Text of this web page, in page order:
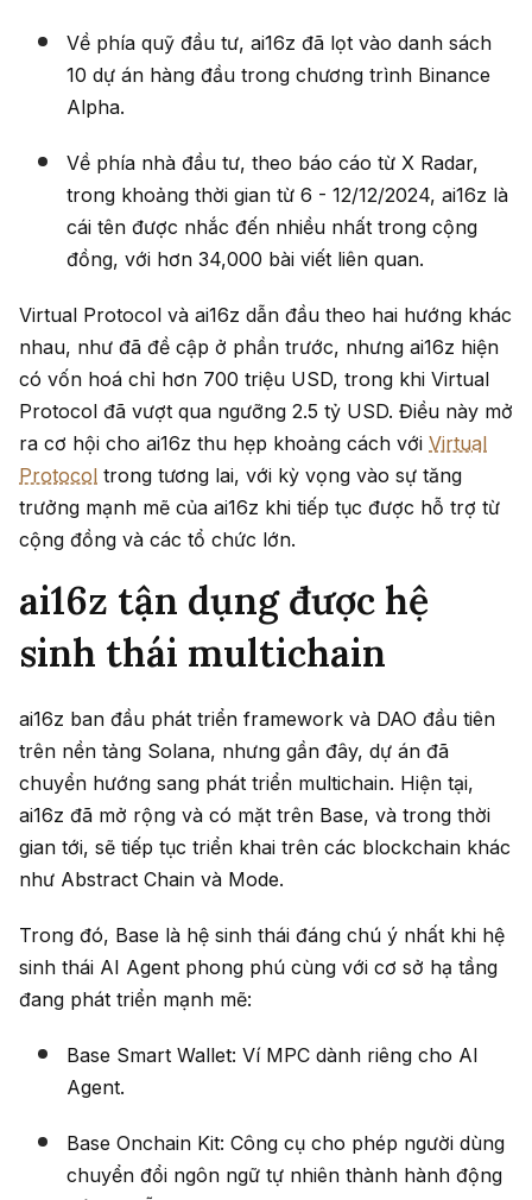
Về phía quỹ đầu tư, ai16z đã lọt vào danh sách
10 dự án hàng đầu trong chương trình Binance
Alpha.
Về phía nhà đầu tư, theo báo cáo từ X Radar,
trong khoảng thời gian từ 6 - 12/12/2024, ai16z là
cái tên được nhắc đến nhiều nhất trong cộng
đồng, với hơn 34,000 bài viết liên quan.
Virtual Protocol và ai16z dẫn đầu theo hai hướng khác
nhau, như đã đề cập ở phần trước, nhưng ai16z hiện
có vốn hoá chỉ hơn 700 triệu USD, trong khi Virtual
Protocol đã vượt qua ngưỡng 2.5 tỷ USD. Điều này mở
ra cơ hội cho ai16z thu hẹp khoảng cách với Virtual
Protocol trong tương lai, với kỳ vọng vào sự tăng
trưởng mạnh mẽ của ai16z khi tiếp tục được hỗ trợ từ
cộng đồng và các tổ chức lớn.
ai16z tận dụng được hệ
sinh thái multichain
ai16z ban đầu phát triển framework và DAO đầu tiên
trên nền tảng Solana, nhưng gần đây, dự án đã
chuyển hướng sang phát triển multichain. Hiện tại,
ai16z đã mở rộng và có mặt trên Base, và trong thời
gian tới, sẽ tiếp tục triển khai trên các blockchain khác
như Abstract Chain và Mode.
Trong đó, Base là hệ sinh thái đáng chú ý nhất khi hệ
sinh thái AI Agent phong phú cùng với cơ sở hạ tầng
đang phát triển mạnh mẽ:
Base Smart Wallet: Ví MPC dành riêng cho AI
Agent.
Base Onchain Kit: Công cụ cho phép người dùng
chuyển đổi ngôn ngữ tự nhiên thành hành động